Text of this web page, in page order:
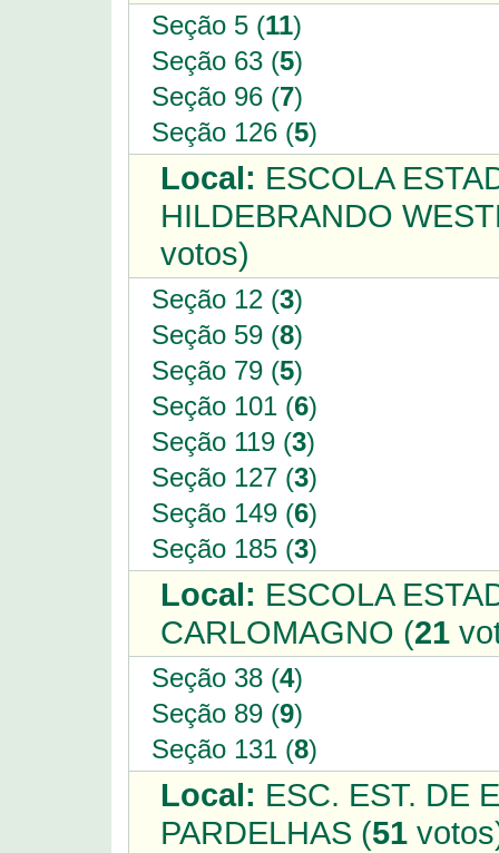
Seção 5 (11)
Seção 63 (5)
Seção 96 (7)
Seção 126 (5)
Local: ESCOLA
HILDEBRANDO
votos)
Seção 12 (3)
Seção 59 (8)
Seção 79 (5)
Seção 101 (6)
Seção 119 (3)
Seção 127 (3)
Seção 149 (6)
Seção 185 (3)
Local: ESCOLA
CARLOMAGNO (21
Seção 38 (4)
Seção 89 (9)
Seção 131 (8)
Local: ESC. EST. DE
PARDELHAS (51